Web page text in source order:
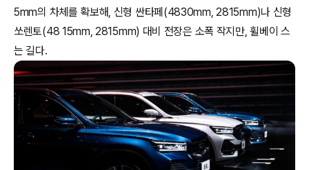
5mm의 차체를 확보해, 신형 싼타페(4830mm, 2815mm)나 신형
쏘렌토(48 15mm, 2815mm) 대비 전장은 소폭 작지만, 휠베이 스
는 길다.